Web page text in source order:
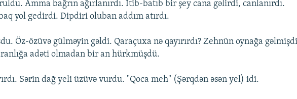
Amma bağrın ağırlanırdı. İtib-batıb bir şey cana gəlirdi, canlanırdı.
yol gedirdi. Dipdiri oluban addım atırdı.
Öz-özüvə gülməyin gəldi. Qaraçuxa nə qayırırdı? Zehnün oynağa
adəti olmadan bir an hürkmüşdü.
Sərin dağ yeli üzüvə vurdu. "Qoca meh" (Şərqdən əsən yel) idi.